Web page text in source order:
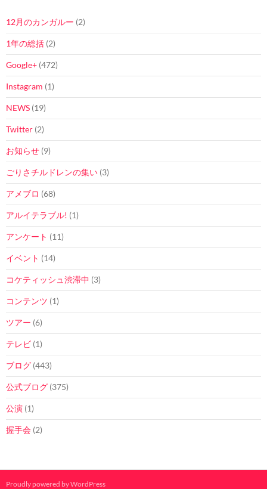
12月のカンガルー (2)
1年の総括 (2)
Google+ (472)
Instagram (1)
NEWS (19)
Twitter (2)
お知らせ (9)
ごりさチルドレンの集い (3)
アメブロ (68)
アルイテラブル! (1)
アンケート (11)
イベント (14)
コケティッシュ渋滞中 (3)
コンテンツ (1)
ツアー (6)
テレビ (1)
ブログ (443)
公式ブログ (375)
公演 (1)
握手会 (2)
Proudly powered by WordPress